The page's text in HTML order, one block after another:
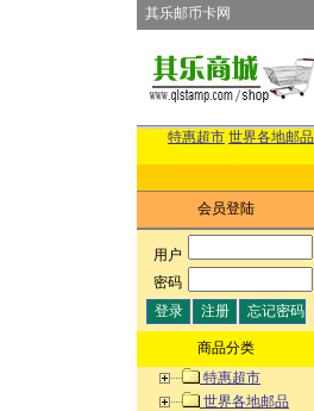
其乐邮币卡网
特惠超市 世界各地邮品
会员登陆
用户:
密码:
商品分类
特惠超市
世界各地邮品